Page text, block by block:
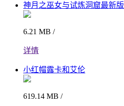
神月之巫女与试炼洞窟最新版
6.21 MB /
详情
小红帽露卡和艾伦
619.14 MB /